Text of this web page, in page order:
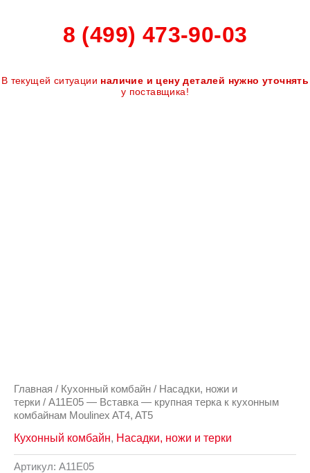
8 (499) 473-90-03
В текущей ситуации наличие и цену деталей нужно уточнять
у поставщика!
Главная / Кухонный комбайн / Насадки, ножи и
терки / A11E05 — Вставка — крупная терка к кухонным
комбайнам Moulinex AT4, AT5
Кухонный комбайн, Насадки, ножи и терки
Артикул: A11E05